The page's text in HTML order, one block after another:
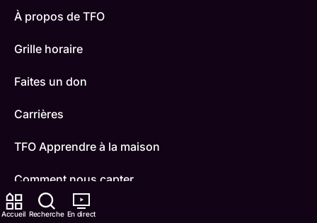
Accueil Recherche En direct
À propos de TFO
Grille horaire
Faites un don
Carrières
TFO Apprendre à la maison
Comment nous capter
Contactez-nous